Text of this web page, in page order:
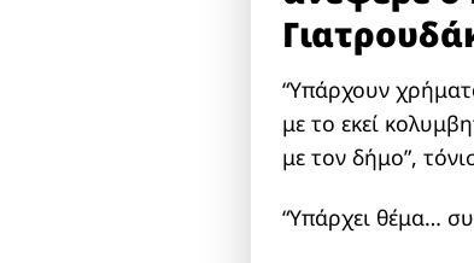
“Υπάρχουν
με το εκεί
με τον δήμο”,
“Υπάρχει θέμα…